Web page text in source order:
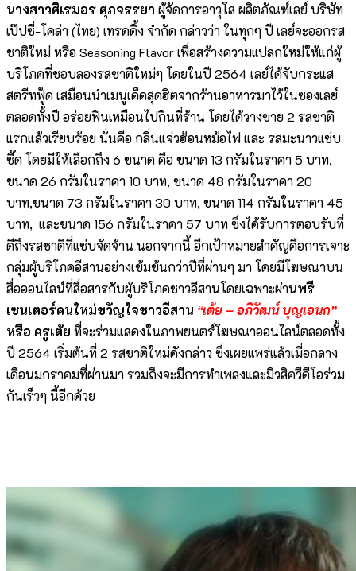
นางสาวศิเรมอร ศุภจรรยา ผู้จัดการอาวุโส ผลิตภัณฑ์เลย์ บริษัท
เป๊ปซี่-โคล่า (ไทย) เทรดดิ้ง จำกัด กล่าวว่า ในทุกๆ ปี เลย์จะออกรส
ชาติใหม่ หรือ Seasoning Flavor เพื่อสร้างความแปลกใหม่ให้แก่ผู้
บริโภคที่ชอบลองรสชาติใหม่ๆ โดยในปี 2564 เลย์ได้จับกระแส
สตรีทฟู้ด เสมือนนำเมนูเด็ดสุดฮิตจากร้านอาหารมาไว้ในซองเลย์
ตลอดทั้งปี อร่อยฟินเหมือนไปกินที่ร้าน โดยได้วางขาย 2 รสชาติ
แรกแล้วเรียบร้อย นั่นคือ กลิ่นแจ่วฮ้อนหม้อไฟ และ รสมะนาวแซ่บ
ซี๊ด โดยมีให้เลือกถึง 6 ขนาด คือ ขนาด 13 กรัมในราคา 5 บาท,
ขนาด 26 กรัมในราคา 10 บาท, ขนาด 48 กรัมในราคา 20
บาท,ขนาด 73 กรัมในราคา 30 บาท, ขนาด 114 กรัมในราคา 45
บาท, และขนาด 156 กรัมในราคา 57 บาท ซึ่งได้รับการตอบรับที่
ดีถึงรสชาติที่แซ่บจัดจ้าน นอกจากนี้ อีกเป้าหมายสำคัญคือการเจาะ
กลุ่มผู้บริโภคอีสานอย่างเข้มข้นกว่าปีที่ผ่านๆ มา โดยมีโฆษณาบน
สื่อออนไลน์ที่สื่อสารกับผู้บริโภคชาวอีสานโดยเฉพาะผ่านพรี
เซนเตอร์คนใหม่ขวัญใจชาวอีสาน “เต้ย – อภิวัฒน์ บุญเอนก”
หรือ ครูเต้ย ที่จะร่วมแสดงในภาพยนตร์โฆษณาออนไลน์ตลอดทั้ง
ปี 2564 เริ่มต้นที่ 2 รสชาติใหม่ดังกล่าว ซึ่งเผยแพร่แล้วเมื่อกลาง
เดือนมกราคมที่ผ่านมา รวมถึงจะมีการทำเพลงและมิวสิควีดีโอร่วม
กันเร็วๆ นี้อีกด้วย